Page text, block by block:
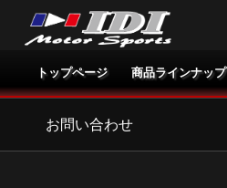
トップページ 商品ラインナップ
お問い合わせ